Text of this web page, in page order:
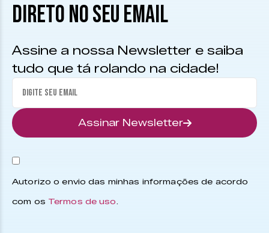
DIRETO NO SEU EMAIL
Assine a nossa Newsletter e saiba
tudo que tá rolando na cidade!
Assinar Newsletter
Autorizo o envio das minhas informações de acordo
com os Termos de uso.